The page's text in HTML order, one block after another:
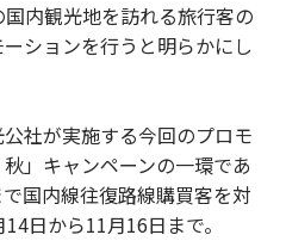
内観光地を訪れる旅行客の
ションを行うと明らかにし
社が実施する今回のプロモ
」キャンペーンの一環であ
国内線往復路線購買客を対
日から11月16日まで。